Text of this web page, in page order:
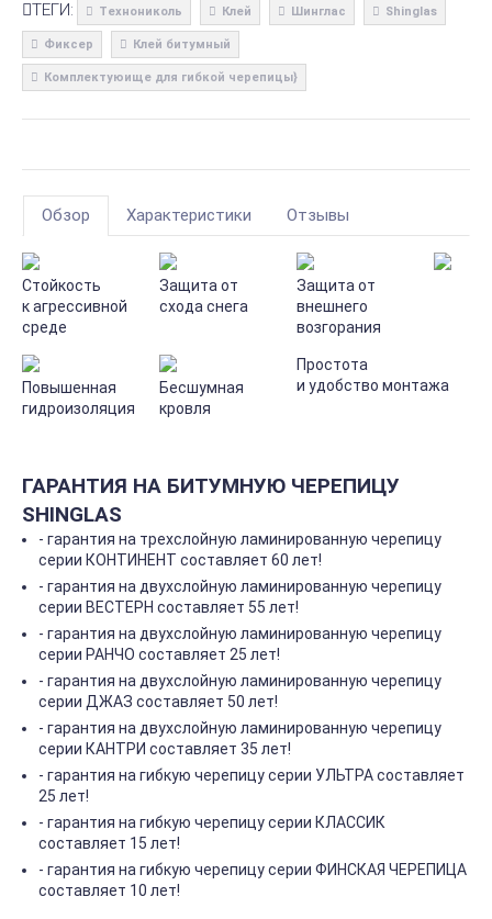
ТЕГИ: Технониколь Клей Шинглас Shinglas
Фиксер Клей битумный
Комплектуюище для гибкой черепицы}
Обзор Характеристики Отзывы
Стойкость
к агрессивной
среде
Защита от
схода снега
Защита от
внешнего
возгорания
Повышенная
гидроизоляция
Бесшумная
кровля
Простота
и удобство монтажа
ГАРАНТИЯ НА БИТУМНУЮ ЧЕРЕПИЦУ
SHINGLAS
- гарантия на трехслойную ламинированную черепицу
серии КОНТИНЕНТ составляет 60 лет!
- гарантия на двухслойную ламинированную черепицу
серии ВЕСТЕРН составляет 55 лет!
- гарантия на двухслойную ламинированную черепицу
серии РАНЧО составляет 25 лет!
- гарантия на двухслойную ламинированную черепицу
серии ДЖАЗ составляет 50 лет!
- гарантия на двухслойную ламинированную черепицу
серии КАНТРИ составляет 35 лет!
- гарантия на гибкую черепицу серии УЛЬТРА составляет
25 лет!
- гарантия на гибкую черепицу серии КЛАССИК
составляет 15 лет!
- гарантия на гибкую черепицу серии ФИНСКАЯ ЧЕРЕПИЦА
составляет 10 лет!